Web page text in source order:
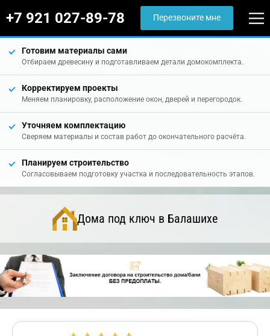
+7 921 027-89-78 Перезвоните мне
Готовим материалы сами
Отбираем древесину и подготавливаем детали домокомплекта.
Корректируем проекты
Меняем планировку, расположение окон, дверей и перегородок.
Уточняем комплектацию
Сверяем материалы и состав работ до окончательного расчёта.
Планируем строительство
Согласовываем подготовку участка и последовательность этапов.
Дома под ключ в Балашихе